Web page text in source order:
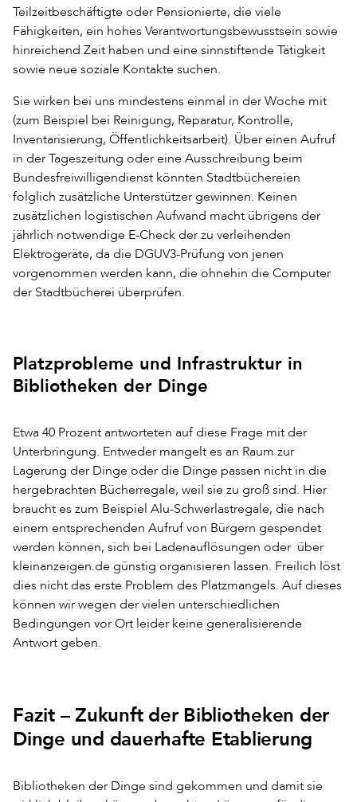
Teilzeitbeschäftigte oder Pensionierte, die viele
Fähigkeiten, ein hohes Verantwortungsbewusstsein sowie
hinreichend Zeit haben und eine sinnstiftende Tätigkeit
sowie neue soziale Kontakte suchen.
Sie wirken bei uns mindestens einmal in der Woche mit
(zum Beispiel bei Reinigung, Reparatur, Kontrolle,
Inventarisierung, Öffentlichkeitsarbeit). Über einen Aufruf
in der Tageszeitung oder eine Ausschreibung beim
Bundesfreiwilligendienst könnten Stadtbüchereien
folglich zusätzliche Unterstützer gewinnen. Keinen
zusätzlichen logistischen Aufwand macht übrigens der
jährlich notwendige E-Check der zu verleihenden
Elektrogeräte, da die DGUV3-Prüfung von jenen
vorgenommen werden kann, die ohnehin die Computer
der Stadtbücherei überprüfen.
Platzprobleme und Infrastruktur in
Bibliotheken der Dinge
Etwa 40 Prozent antworteten auf diese Frage mit der
Unterbringung. Entweder mangelt es an Raum zur
Lagerung der Dinge oder die Dinge passen nicht in die
hergebrachten Bücherregale, weil sie zu groß sind. Hier
braucht es zum Beispiel Alu-Schwerlastregale, die nach
einem entsprechenden Aufruf von Bürgern gespendet
werden können, sich bei Ladenauflösungen oder über
kleinanzeigen.de günstig organisieren lassen. Freilich löst
dies nicht das erste Problem des Platzmangels. Auf dieses
können wir wegen der vielen unterschiedlichen
Bedingungen vor Ort leider keine generalisierende
Antwort geben.
Fazit – Zukunft der Bibliotheken der
Dinge und dauerhafte Etablierung
Bibliotheken der Dinge sind gekommen und damit sie